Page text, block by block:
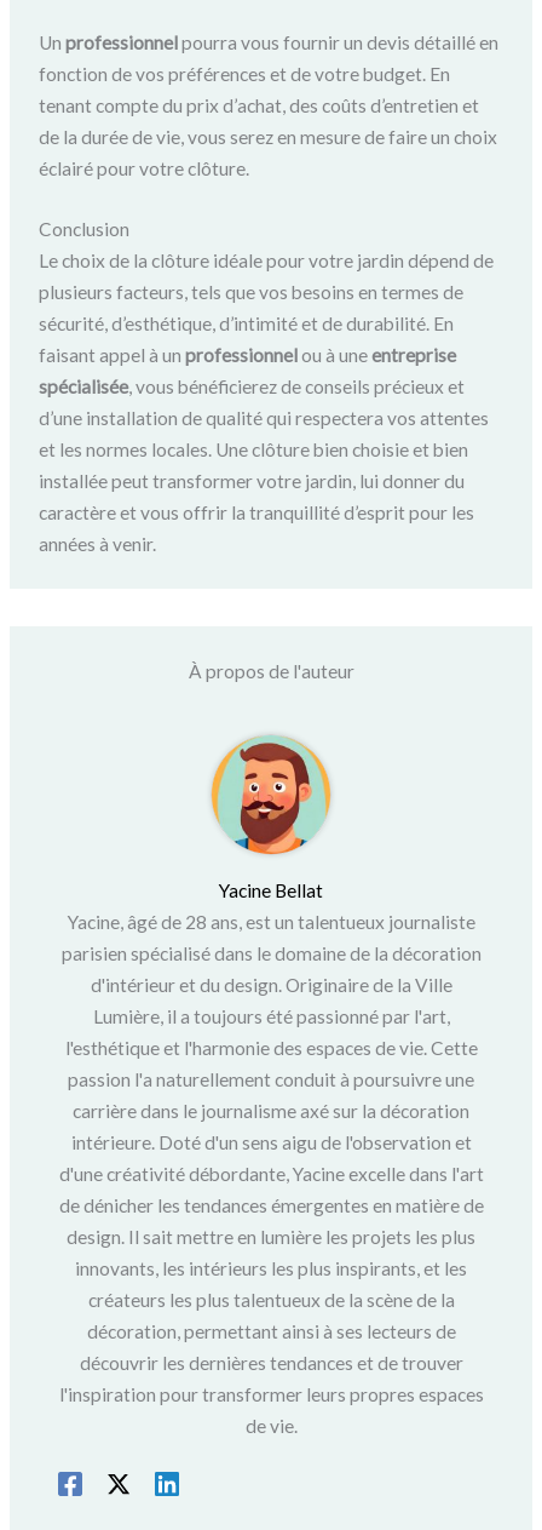
Unprofessionnelpourra vous fournir un devis détaillé en
fonction de vos préférences et de votre budget. En
tenant compte du prix d’achat, des coûts d’entretien et
de la durée de vie, vous serez en mesure de faire un choix
éclairé pour votre clôture.
Conclusion
Le choix de la clôture idéale pour votre jardin dépend de
plusieurs facteurs, tels que vos besoins en termes de
sécurité, d’esthétique, d’intimité et de durabilité. En
faisant appel à unprofessionnelou à uneentreprise
spécialisée, vous bénéficierez de conseils précieux et
d’une installation de qualité qui respectera vos attentes
et les normes locales. Une clôture bien choisie et bien
installée peut transformer votre jardin, lui donner du
caractère et vous offrir la tranquillité d’esprit pour les
années à venir.
À propos de l'auteur
Yacine Bellat
Yacine, âgé de 28 ans, est un talentueux journaliste
parisien spécialisé dans le domaine de la décoration
d'intérieur et du design. Originaire de la Ville
Lumière, il a toujours été passionné par l'art,
l'esthétique et l'harmonie des espaces de vie. Cette
passion l'a naturellement conduit à poursuivre une
carrière dans le journalisme axé sur la décoration
intérieure. Doté d'un sens aigu de l'observation et
d'une créativité débordante, Yacine excelle dans l'art
de dénicher les tendances émergentes en matière de
design. Il sait mettre en lumière les projets les plus
innovants, les intérieurs les plus inspirants, et les
créateurs les plus talentueux de la scène de la
décoration, permettant ainsi à ses lecteurs de
découvrir les dernières tendances et de trouver
l'inspiration pour transformer leurs propres espaces
de vie.